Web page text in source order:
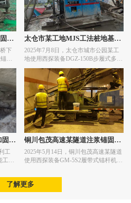
施
下
杆
太仓市某工地MJS工法桩地基加
固施工
2025年7月8日，太仓市城市公园某工
地使用西探装备DGZ-150B步履式多管
旋喷钻机进行MJS工法桩地基加固施
工作业。
固施
工
工程
铜川包茂高速某隧道注浆锚固施
工
2025年5月14日，铜川包茂高速某隧道
使用西探装备GM-5S2履带式锚杆机进
了解更多